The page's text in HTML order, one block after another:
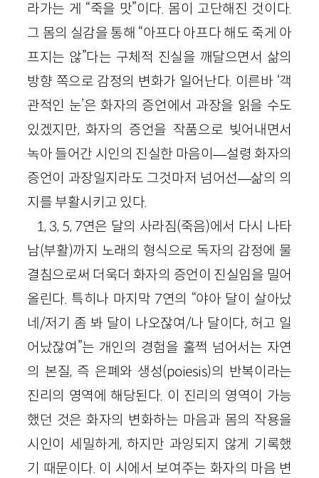
라가는 게 “죽을 맛”이다. 몸이 고단해진 것이다.
그 몸의 실감을 통해 “아프다 아프다 해도 죽게 아
프지는 않”다는 구체적 진실을 깨달으면서 삶의
방향 쪽으로 감정의 변화가 일어난다. 이른바 ‘객
관적인 눈’은 화자의 증언에서 과장을 읽을 수도
있겠지만, 화자의 증언을 작품으로 빚어내면서
녹아 들어간 시인의 진실한 마음이—설령 화자의
증언이 과장일지라도 그것마저 넘어선—삶의 의
지를 부활시키고 있다.
1, 3, 5, 7연은 달의 사라짐(죽음)에서 다시 나타
남(부활)까지 노래의 형식으로 독자의 감정에 물
결침으로써 더욱더 화자의 증언이 진실임을 밀어
올린다. 특히나 마지막 7연의 “야아 달이 살아났
네/저기 좀 봐 달이 나오잖여/나 달이다, 허고 일
어났잖여”는 개인의 경험을 훌쩍 넘어서는 자연
의 본질, 즉 은폐와 생성(poiesis)의 반복이라는
진리의 영역에 해당된다. 이 진리의 영역이 가능
했던 것은 화자의 변화하는 마음과 몸의 작용을
시인이 세밀하게, 하지만 과잉되지 않게 기록했
기 때문이다. 이 시에서 보여주는 화자의 마음 변